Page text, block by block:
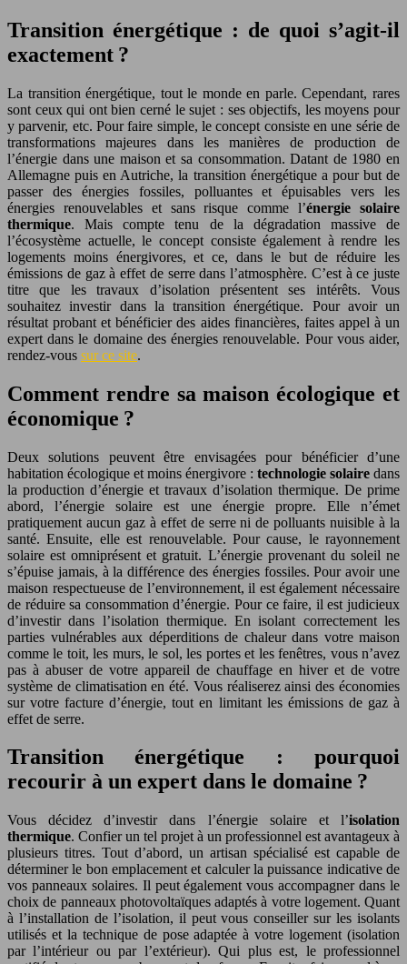
Transition énergétique : de quoi s’agit-il
exactement ?
La transition énergétique, tout le monde en parle. Cependant, rares
sont ceux qui ont bien cerné le sujet : ses objectifs, les moyens pour
y parvenir, etc. Pour faire simple, le concept consiste en une série de
transformations majeures dans les manières de production de
l’énergie dans une maison et sa consommation. Datant de 1980 en
Allemagne puis en Autriche, la transition énergétique a pour but de
passer des énergies fossiles, polluantes et épuisables vers les
énergies renouvelables et sans risque comme l’énergie solaire
thermique. Mais compte tenu de la dégradation massive de
l’écosystème actuelle, le concept consiste également à rendre les
logements moins énergivores, et ce, dans le but de réduire les
émissions de gaz à effet de serre dans l’atmosphère. C’est à ce juste
titre que les travaux d’isolation présentent ses intérêts. Vous
souhaitez investir dans la transition énergétique. Pour avoir un
résultat probant et bénéficier des aides financières, faites appel à un
expert dans le domaine des énergies renouvelable. Pour vous aider,
rendez-vous sur ce site.
Comment rendre sa maison écologique et
économique ?
Deux solutions peuvent être envisagées pour bénéficier d’une
habitation écologique et moins énergivore : technologie solaire dans
la production d’énergie et travaux d’isolation thermique. De prime
abord, l’énergie solaire est une énergie propre. Elle n’émet
pratiquement aucun gaz à effet de serre ni de polluants nuisible à la
santé. Ensuite, elle est renouvelable. Pour cause, le rayonnement
solaire est omniprésent et gratuit. L’énergie provenant du soleil ne
s’épuise jamais, à la différence des énergies fossiles. Pour avoir une
maison respectueuse de l’environnement, il est également nécessaire
de réduire sa consommation d’énergie. Pour ce faire, il est judicieux
d’investir dans l’isolation thermique. En isolant correctement les
parties vulnérables aux déperditions de chaleur dans votre maison
comme le toit, les murs, le sol, les portes et les fenêtres, vous n’avez
pas à abuser de votre appareil de chauffage en hiver et de votre
système de climatisation en été. Vous réaliserez ainsi des économies
sur votre facture d’énergie, tout en limitant les émissions de gaz à
effet de serre.
Transition énergétique : pourquoi
recourir à un expert dans le domaine ?
Vous décidez d’investir dans l’énergie solaire et l’isolation
thermique. Confier un tel projet à un professionnel est avantageux à
plusieurs titres. Tout d’abord, un artisan spécialisé est capable de
déterminer le bon emplacement et calculer la puissance indicative de
vos panneaux solaires. Il peut également vous accompagner dans le
choix de panneaux photovoltaïques adaptés à votre logement. Quant
à l’installation de l’isolation, il peut vous conseiller sur les isolants
utilisés et la technique de pose adaptée à votre logement (isolation
par l’intérieur ou par l’extérieur). Qui plus est, le professionnel